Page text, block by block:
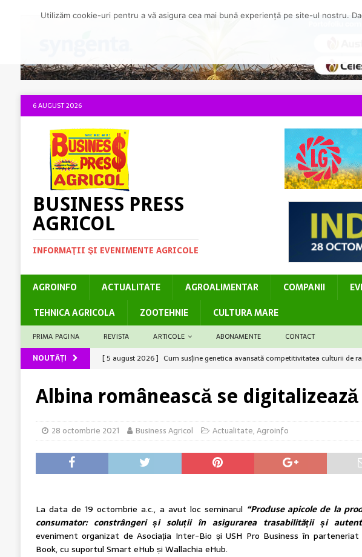
6 AUGUST 2026
BUSINESS PRESS
AGRICOL
INFORMAŢII ŞI EVENIMENTE AGRICOLE
AGROINFO ACTUALITATE AGROALIMENTAR COMPANII
TEHNICA AGRICOLA
ZOOTEHNIE CULTURA MARE
PRIMA PAGINA REVISTA ARTICOLE ABONAMENTE CONTACT
NOUTĂȚI [ 5 august 2026 ] Cum susține genetica avansată competitivitatea culturii de
[ 4 august 2026 ] Solul – rezervor de nutrienți
ACTUALITATE
FORUMUL APPR: Sistemul Național Antigrindină nu poate
[ 6 august 2026 ]
Rolul logisticii și al digitalizării în dezvoltarea sectorului
Albina românească se digitalizează
28 octombrie 2021 Business Agricol Actualitate,Agroinfo
La data de 19 octombrie a.c., a avut loc seminarul “Produse apicole de la
consumator: constrângeri și soluții în asigurarea trasabilității și
eveniment organizat de Asociația Inter-Bio și USH Pro Business în parteneriat
Book, cu suportul Smart eHub și Wallachia eHub.
Utilizăm cookie-uri pentru a vă asigura cea mai bună experiență pe site-ul nostru.